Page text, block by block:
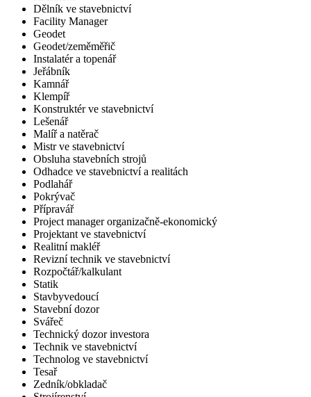
Dělník ve stavebnictví
Facility Manager
Geodet
Geodet/zeměměřič
Instalatér a topenář
Jeřábník
Kamnář
Klempíř
Konstruktér ve stavebnictví
Lešenář
Malíř a natěrač
Mistr ve stavebnictví
Obsluha stavebních strojů
Odhadce ve stavebnictví a realitách
Podlahář
Pokrývač
Přípravář
Project manager organizačně-ekonomický
Projektant ve stavebnictví
Realitní makléř
Revizní technik ve stavebnictví
Rozpočtář/kalkulant
Statik
Stavbyvedoucí
Stavební dozor
Svářeč
Technický dozor investora
Technik ve stavebnictví
Technolog ve stavebnictví
Tesař
Zedník/obkladač